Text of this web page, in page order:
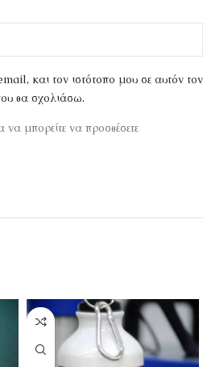
και τον ιστότοπο μου σε αυτόν τον
θα σχολιάσω.
να μπορείτε να προσθέσετε